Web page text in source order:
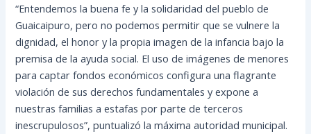
“Entendemos la buena fe y la solidaridad del pueblo de
Guaicaipuro, pero no podemos permitir que se vulnere la
dignidad, el honor y la propia imagen de la infancia bajo la
premisa de la ayuda social. El uso de imágenes de menores
para captar fondos económicos configura una flagrante
violación de sus derechos fundamentales y expone a
nuestras familias a estafas por parte de terceros
inescrupulosos”, puntualizó la máxima autoridad municipal.